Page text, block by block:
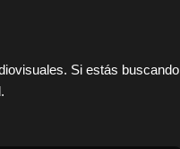
Si estás buscando